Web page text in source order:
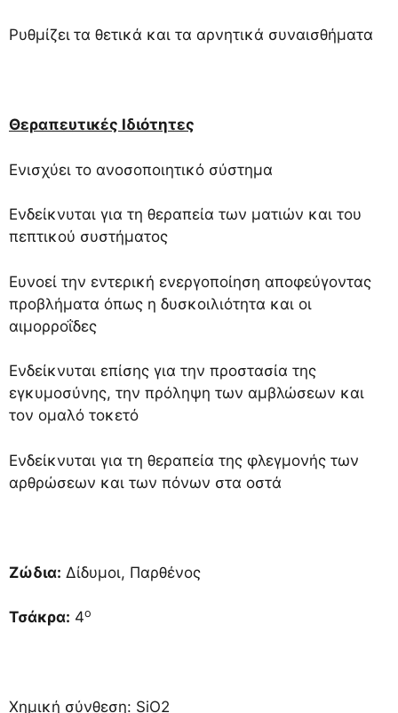
Ρυθμίζει τα θετικά και τα αρνητικά συναισθήματα
Θεραπευτικές Ιδιότητες
Ενισχύει το ανοσοποιητικό σύστημα
Ενδείκνυται για τη θεραπεία των ματιών και του
πεπτικού συστήματος
Ευνοεί την εντερική ενεργοποίηση αποφεύγοντας
προβλήματα όπως η δυσκοιλιότητα και οι
αιμορροΐδες
Ενδείκνυται επίσης για την προστασία της
εγκυμοσύνης, την πρόληψη των αμβλώσεων και
τον ομαλό τοκετό
Ενδείκνυται για τη θεραπεία της φλεγμονής των
αρθρώσεων και των πόνων στα οστά
Ζώδια: Δίδυμοι, Παρθένος
Τσάκρα: 4ο
Χημική σύνθεση: SiO2